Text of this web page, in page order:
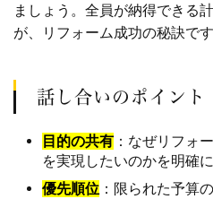
ましょう。全員が納得できる
が、リフォーム成功の秘訣です
話し合いのポイント
目的の共有 ：なぜリフォ
を実現したいのかを明確に
優先順位 ：限られた予算